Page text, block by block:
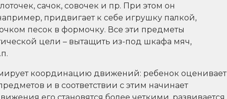
сачок, совочек и пр. При этом он
придвигает к себе игрушку палкой,
песок в формочку. Все эти предметы
цели – вытащить из-под шкафа мяч,
координацию движений: ребенок оценивает
и в соответствии с этим начинает
его становятся более четкими, развивается